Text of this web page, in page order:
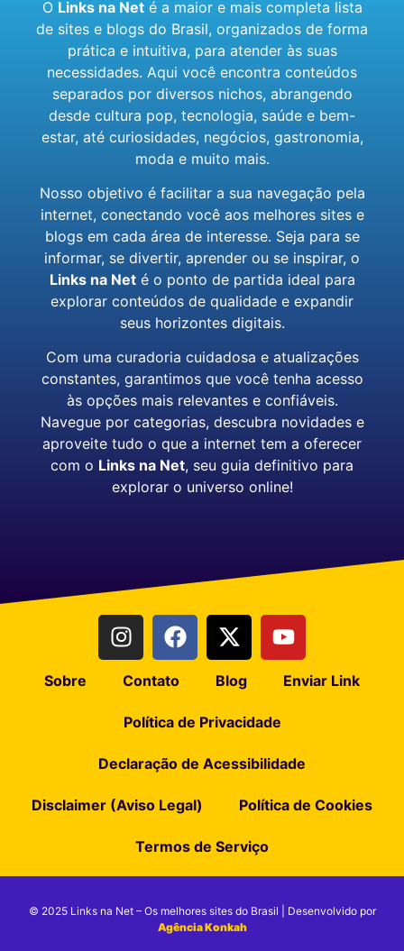
O Links na Neté a maior e mais completa lista
de sites e blogs do Brasil, organizados de forma
prática e intuitiva, para atender às suas
necessidades. Aqui você encontra conteúdos
separados por diversos nichos, abrangendo
desde cultura pop, tecnologia, saúde e bem-
estar, até curiosidades, negócios, gastronomia,
moda e muito mais.
Nosso objetivo é facilitar a sua navegação pela
internet, conectando você aos melhores sites e
blogs em cada área de interesse. Seja para se
informar, se divertir, aprender ou se inspirar, o
Links na Neté o ponto de partida ideal para
explorar conteúdos de qualidade e expandir
seus horizontes digitais.
Com uma curadoria cuidadosa e atualizações
constantes, garantimos que você tenha acesso
às opções mais relevantes e confiáveis.
Navegue por categorias, descubra novidades e
aproveite tudo o que a internet tem a oferecer
com o Links na Net, seu guia definitivo para
explorar o universo online!
Sobre Contato Blog Enviar Link
Política de Privacidade
Declaração de Acessibilidade
Disclaimer (Aviso Legal) Política de Cookies
Termos de Serviço
© 2025 Links na Net – Os melhores sites do Brasil | Desenvolvido por
Agência Konkah